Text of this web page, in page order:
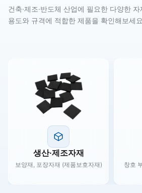
건축·제조·반도체 산업에 필요한 다양한
용도와 규격에 적합한 제품을 확인해보세
생산·제조자재
보양재, 포장자재 (제품보호자재)
창호